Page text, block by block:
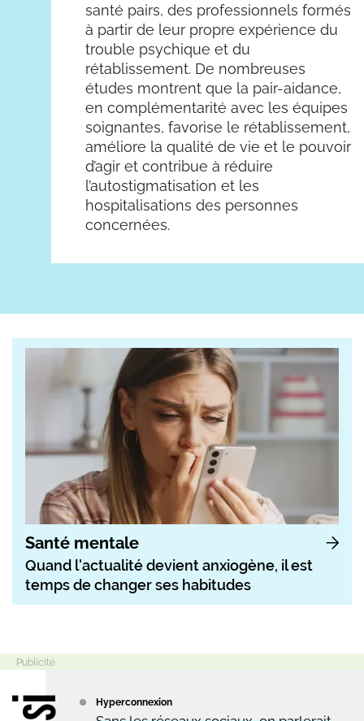
santé pairs, des professionnels formés
à partir de leur propre expérience du
trouble psychique et du
rétablissement. De nombreuses
études montrent que la pair-aidance,
en complémentarité avec les équipes
soignantes, favorise le rétablissement,
améliore la qualité de vie et le pouvoir
d’agir et contribue à réduire
l’autostigmatisation et les
hospitalisations des personnes
concernées.
Santé mentale
Quand l'actualité devient anxiogène, il est
temps de changer ses habitudes
Hyperconnexion